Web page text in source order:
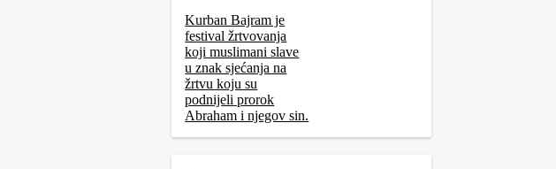
Kurban Bajram je
festival žrtvovanja
koji muslimani slave
u znak sjećanja na
žrtvu koju su
podnijeli prorok
Abraham i njegov sin.